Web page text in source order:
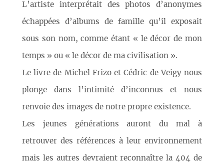
L’artiste interprétait des photos d’anonymes
échappées d’albums de famille qu’il exposait
sous son nom, comme étant « le décor de mon
temps » ou « le décor de ma civilisation ».
Le livre de Michel Frizo et Cédric de Veigy nous
plonge dans l’intimité d’inconnus et nous
renvoie des images de notre propre existence.
Les jeunes générations auront du mal à
retrouver des références à leur environnement
mais les autres devraient reconnaître la 404 de